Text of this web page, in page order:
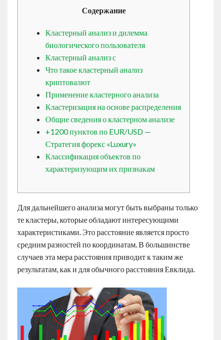
English
Содержание
Кластерный анализ и дилемма
биологического пользователя
Кластерный анализ с
Что такое кластерный анализ
криптовалют
Применение кластерного анализа
Кластеризация на основе распределения
Общие сведения о кластерном анализе
+1200 пунктов по EUR/USD —
Стратегия форекс «Luxury»
Классификация объектов по
характеризующим их признакам
Для дальнейшего анализа могут быть выбраны только
те кластеры, которые обладают интересующими
характеристиками. Это расстояние является просто
средним разностей по координатам. В большинстве
случаев эта мера расстояния приводит к таким же
результатам, как и для обычного расстояния Евклида.